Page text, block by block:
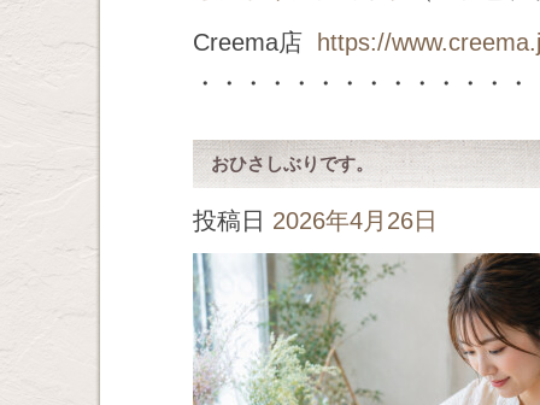
Creema店
https://
・・・・・・・・・・・・・・
おひさしぶりです。
投稿日 2026年4月26日